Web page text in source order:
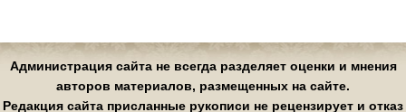
Администрация сайта не всегда разделяет оценки и мнения
авторов материалов, размещенных на сайте.
Редакция сайта присланные рукописи не рецензирует и отказ